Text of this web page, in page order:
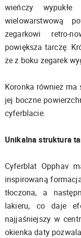
wieńczy
wielowarstwową
zegarkowi retro-
powiększa tarczę.
że z boku zegarek
Koronka również ma
jej boczne
cyferblacie.
Unikalna struktura
Cyferblat Opphav
inspirowaną
tłoczona, a
lakieru, co daje
najjaśniejszy w
okienka daty